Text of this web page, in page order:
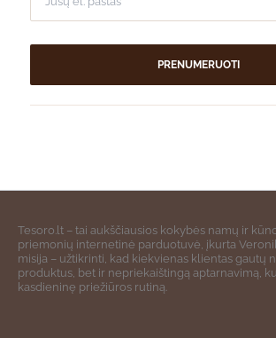
PRENUMERUOTI
Tesoro.lt – tai aukščiausios kokybės namų ir
priemonių internetinė parduotuvė, įkurta
misija – užtikrinti, kad kiekvienas klientas gautų
produktus, bet ir nepriekaištingą aptarnavimą,
kasdieninę priežiūros rutiną.